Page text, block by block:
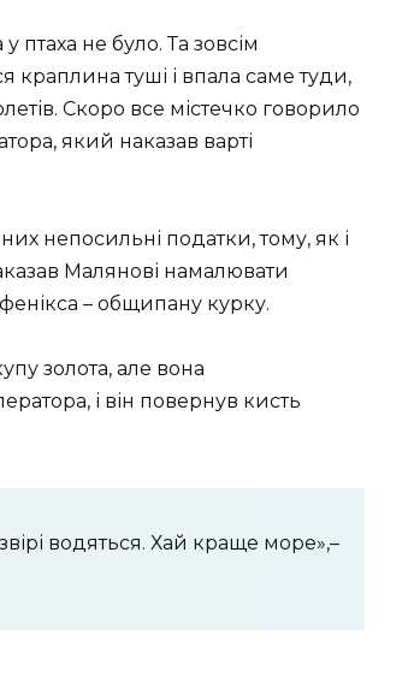
не було. Та зовсім
краплина туші і впала саме туди,
Скоро все містечко говорило
який наказав варті
непосильні податки, тому, як і
Малянові намалювати
– общипану курку.
золота, але вона
і він повернув кисть
водяться. Хай краще море»,–